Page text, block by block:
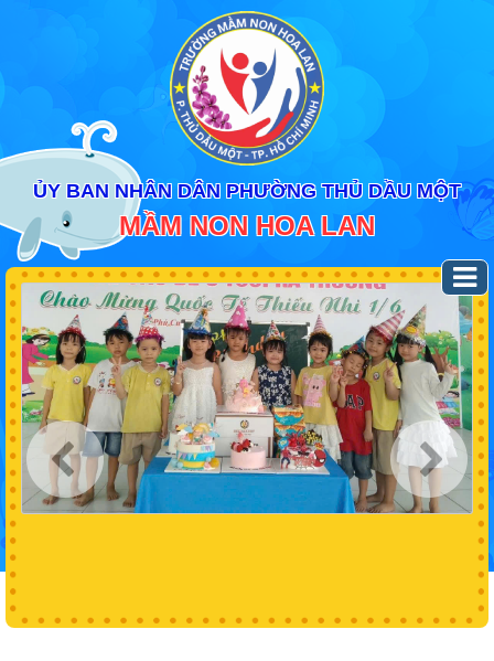
ỦY BAN NHÂN DÂN PHƯỜNG THỦ DẦU MỘT
MẦM NON HOA LAN